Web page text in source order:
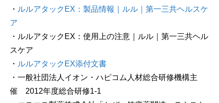
・ ルルアタックEX：製品情報｜ルル｜第一三共ヘルスケ
ア
・ ルルアタックEX：使用上の注意｜ルル｜第一三共ヘル
スケア
・ ルルアタックEX添付文書
・ 一般社団法人イオン・ハピコム人材総合研修機構主
催 2012年度総合研修1‐1